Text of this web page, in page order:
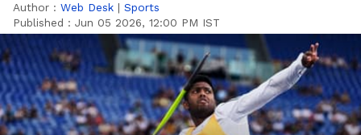
Author : Web Desk | Sports
Published : Jun 05 2026, 12:00 PM IST